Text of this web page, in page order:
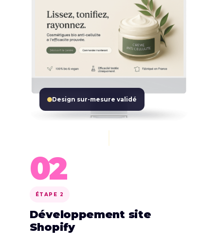
Design sur-mesure validé
02
ÉTAPE 2
Développement site
Shopify